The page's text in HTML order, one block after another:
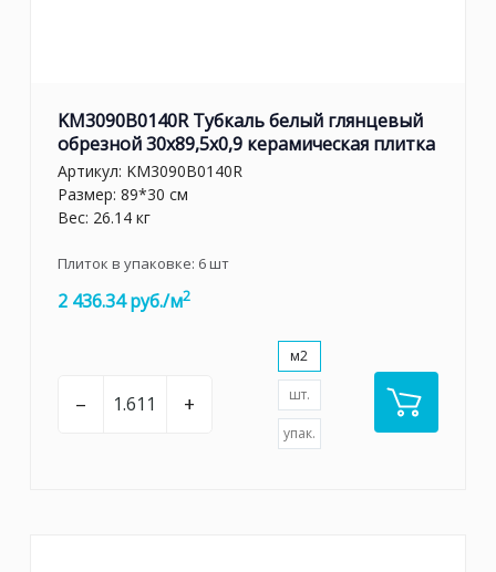
KM3090B0140R Тубкаль белый глянцевый
обрезной 30x89,5x0,9 керамическая плитка
Артикул: KM3090B0140R
Размер: 89*30 см
Вес: 26.14 кг
Плиток в упаковке: 6шт
2 436.34 руб./м2
– +
м2
шт.
упак.